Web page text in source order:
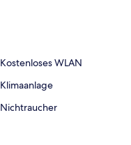
Kostenloses WLAN
Klimaanlage
Nichtraucher